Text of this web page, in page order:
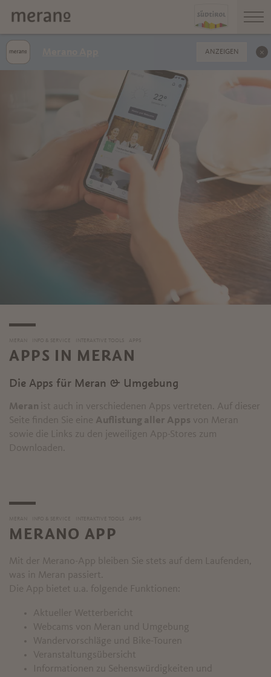
MERAN INFO & SERVICE INTERAKTIVE TOOLS APPS
APPS IN MERAN
Die Apps für Meran & Umgebung
Meran ist auch in verschiedenen Apps vertreten. Auf dieser
Seite finden Sie eine Auflistung aller Apps von Meran
sowie die Links zu den jeweiligen App-Stores zum
Downloaden.
MERAN INFO & SERVICE INTERAKTIVE TOOLS APPS
MERANO APP
Mit der Merano-App bleiben Sie stets auf dem Laufenden,
was in Meran passiert.
Die App bietet u.a. folgende Funktionen:
Aktueller Wetterbericht
Webcams von Meran und Umgebung
Wandervorschläge und Bike-Touren
Veranstaltungsübersicht
Informationen zu Sehenswürdigkeiten und
ANZEIGEN